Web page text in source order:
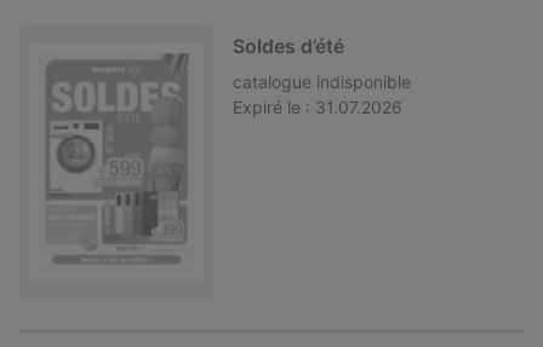
Soldes d’été
catalogue indisponible
Expiré le : 31.07.2026